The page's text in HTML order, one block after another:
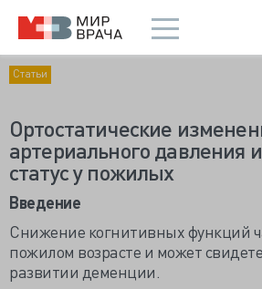
Статьи
Ортостатические
артериального давления
статус у пожилых
Введение
Снижение когнитивных функций
пожилом возрасте и может
развитии деменции.